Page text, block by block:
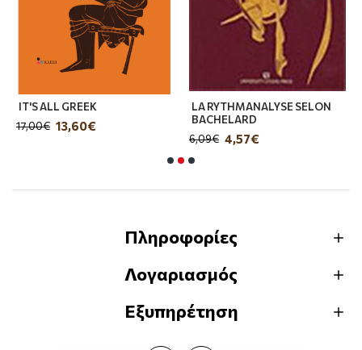
IT'S ALL GREEK
13,60€
17,00€
LA RYTHMANALYSE SELON
BACHELARD
4,57€
6,09€
Πληροφορίες
Λογαριασμός
Εξυπηρέτηση